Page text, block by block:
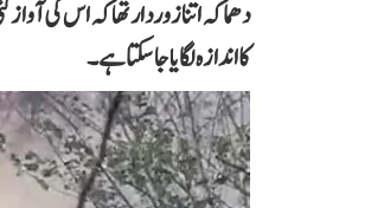
دھماکہ اتنا زوردار تھا کہ اس کی
کا اندازہ لگایا جا سکتا ہے۔